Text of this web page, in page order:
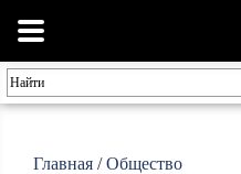
Главная /Общество